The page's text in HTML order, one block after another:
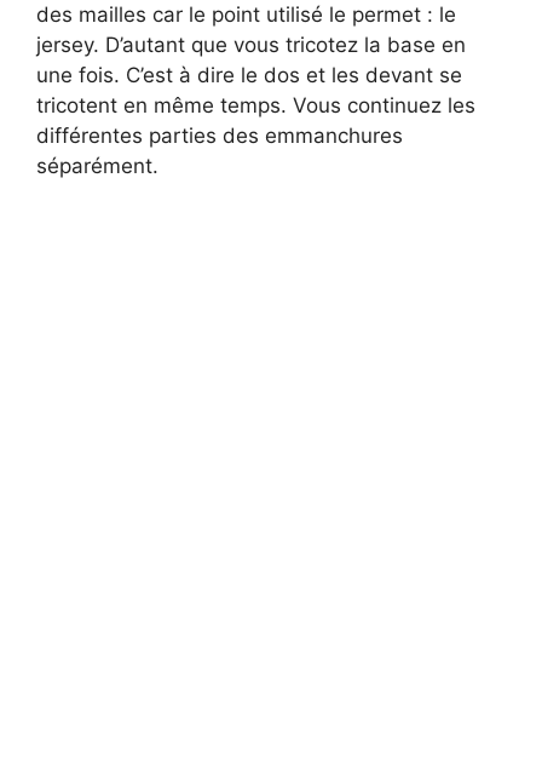
des mailles car le point utilisé le permet : le
jersey. D’autant que vous tricotez la base en
une fois. C’est à dire le dos et les devant se
tricotent en même temps. Vous continuez les
différentes parties des emmanchures
séparément.